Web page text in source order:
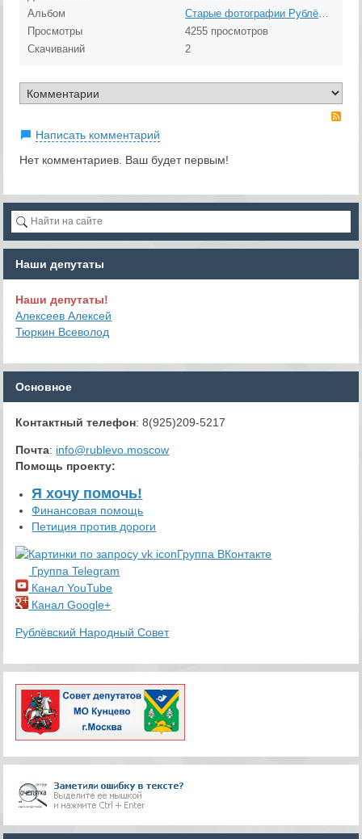
Альбом
Просмотры
4255 просмотров
Скачиваний
2
Написать комментарий
Нет комментариев. Ваш будет первым!
Наши депутаты
Наши депутаты!
Алексеев Алексей
Тюркин Всеволод
Основное
Контактный телефон: 8(925)209-5217
Почта: info@rublevo.moscow
Помощь проекту:
Я хочу помочь!
Финансовая помощь
Петиция против дороги
Группа ВКонтакте
Группа Telegram
Канал YouTube
Канал Google+
Рублёвский Народный Совет